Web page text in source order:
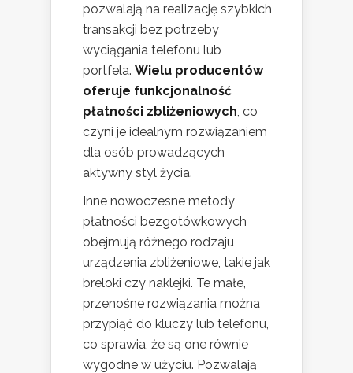
pozwalają na realizację szybkich
transakcji bez potrzeby
wyciągania telefonu lub
portfela. Wielu producentów
oferuje funkcjonalność
płatności zbliżeniowych, co
czyni je idealnym rozwiązaniem
dla osób prowadzących
aktywny styl życia.
Inne nowoczesne metody
płatności bezgotówkowych
obejmują różnego rodzaju
urządzenia zbliżeniowe, takie jak
breloki czy naklejki. Te małe,
przenośne rozwiązania można
przypiąć do kluczy lub telefonu,
co sprawia, że są one równie
wygodne w użyciu. Pozwalają